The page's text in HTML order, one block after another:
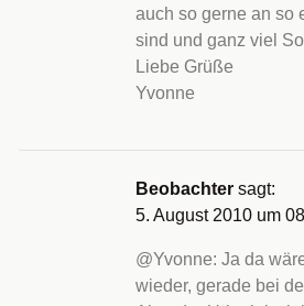
auch so gerne an so
sind und ganz viel
Liebe Grüße
Yvonne
Beobachter sagt:
5. August 2010 um
@Yvonne: Ja da
wieder, gerade bei